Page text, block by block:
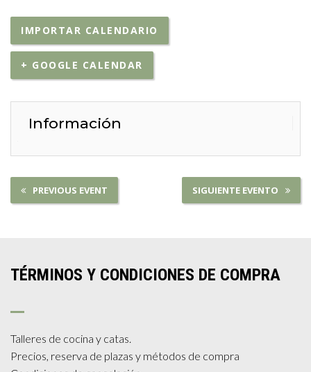
IMPORTAR CALENDARIO
+ GOOGLE CALENDAR
Información
PREVIOUS EVENT SIGUIENTE EVENTO
TÉRMINOS Y CONDICIONES DE COMPRA
Talleres de cocina y catas.
Precios, reserva de plazas y métodos de compra